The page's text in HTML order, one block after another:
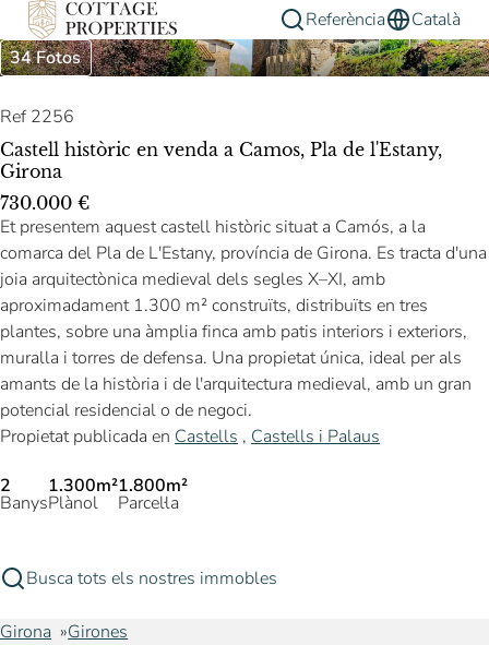
Referència
Català
34 Fotos
Ref 2256
Castell històric en venda a Camos, Pla de l'Estany,
Girona
730.000 €
Et presentem aquest castell històric situat a Camós, a la
comarca del Pla de L'Estany, província de Girona. Es tracta d'una
joia arquitectònica medieval dels segles X–XI, amb
aproximadament 1.300 m² construïts, distribuïts en tres
plantes, sobre una àmplia finca amb patis interiors i exteriors,
muralla i torres de defensa. Una propietat única, ideal per als
amants de la història i de l'arquitectura medieval, amb un gran
potencial residencial o de negoci.
Propietat publicada en Castells , Castells i Palaus
2
Banys
1.300m²
Plànol
1.800m²
Parcel·la
Busca tots els nostres immobles
Girona Girones